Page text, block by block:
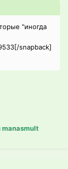
"иногда
snapback]
manasmult